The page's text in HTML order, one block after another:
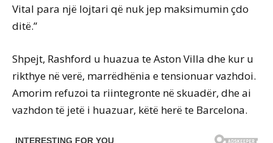
Vital para një lojtari që nuk jep maksimumin çdo
ditë.”
Shpejt, Rashford u huazua te Aston Villa dhe kur u
rikthye në verë, marrëdhënia e tensionuar vazhdoi.
Amorim refuzoi ta riintegronte në skuadër, dhe ai
vazhdon të jetë i huazuar, këtë herë te Barcelona.